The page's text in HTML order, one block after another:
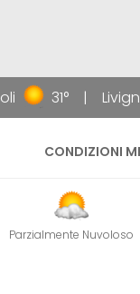
31°
CONDIZIONI
Parzialmente Nuvoloso